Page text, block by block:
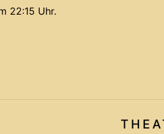
22:15 Uhr.